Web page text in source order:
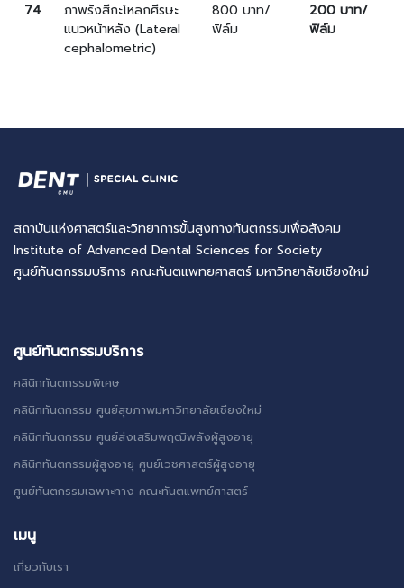
74
ภาพรังสีกะโหลกศีรษะ
แนวหน้าหลัง (Lateral
cephalometric)
800 บาท/
ฟิล์ม
200 บาท/
ฟิล์ม
สถาบันแห่งศาสตร์และวิทยาการขั้นสูงทางทันตกรรมเพื่อสังคม
Institute of Advanced Dental Sciences for Society
ศูนย์ทันตกรรมบริการ คณะทันตแพทยศาสตร์ มหาวิทยาลัยเชียงใหม่
ศูนย์ทันตกรรมบริการ
คลินิกทันตกรรมพิเศษ
คลินิกทันตกรรม ศูนย์สุขภาพมหาวิทยาลัยเชียงใหม่
คลินิกทันตกรรม ศูนย์ส่งเสริมพฤฒิพลังผู้สูงอายุ
คลินิกทันตกรรมผู้สูงอายุ ศูนย์เวชศาสตร์ผู้สูงอายุ
ศูนย์ทันตกรรมเฉพาะทาง คณะทันตแพทย์ศาสตร์
เมนู
เกี่ยวกับเรา